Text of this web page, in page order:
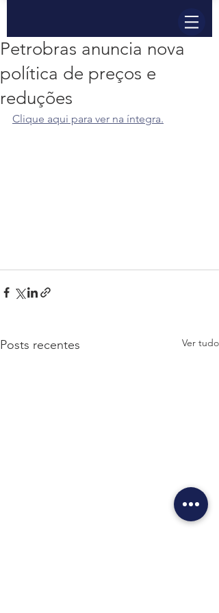
Petrobras anuncia nova
política de preços e
reduções
Clique aqui para ver na íntegra.
Posts recentes Ver tudo